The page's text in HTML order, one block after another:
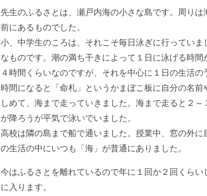
先生のふるさとは、瀬戸内海の小さな島です。周り
前にあるものでした。
小、中学生のころは、それこそ毎日泳ぎに行っていま
なものです。潮の満ち干きによって１日に泳げる時
４時間くらいなのですが、それを中心に１日の生活の
時間になると「命札」というかまぼこ板に自分の名
しめて、海まで走っていきました。海まで走ると２
が降ろうが平気で泳いでいました。
高校は隣の島まで船で通いました。授業中、窓の外
の生活の中にいつも「海」が普通にありました。
今はふるさとを離れているので年に１回か２回くら
に入ります。